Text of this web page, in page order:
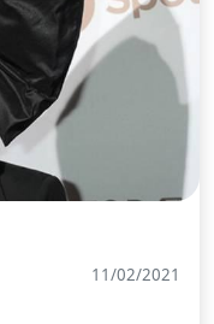
11/02/2021